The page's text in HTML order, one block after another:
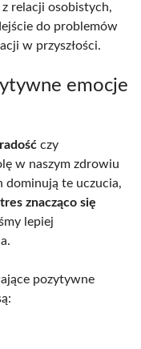
relacji osobistych,
do problemów
w przyszłości.
emocje
radość czy
w naszym zdrowiu
dominują te uczucia,
znacząco się
lepiej
pozytywne